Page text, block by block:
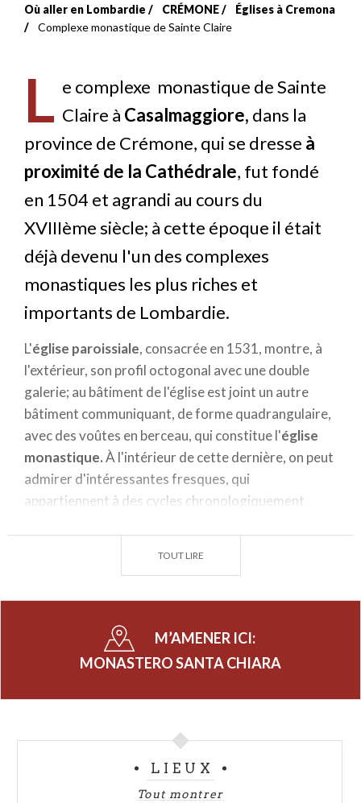
Fil
Où aller en Lombardie CRÉMONE
Églises à Cremona
Complexe monastique de Sainte Claire
L e complexe monastique de Sainte
Claire à Casalmaggiore, dans la
province de Crémone, qui se dresse à
proximité de la Cathédrale, fut fondé
en 1504 et agrandi au cours du
XVIIIème siècle; à cette époque il était
déjà devenu l'un des complexes
monastiques les plus riches et
importants de Lombardie.
L'église paroissiale, consacrée en 1531, montre, à
l'extérieur, son profil octogonal avec une double
galerie; au bâtiment de l'église est joint un autre
bâtiment communiquant, de forme quadrangulaire,
avec des voûtes en berceau, qui constitue l'église
monastique.À l'intérieur de cette dernière, on peut
admirer d'intéressantes fresques, qui
appartiennent à des cycles chronologiquement
Aujourd'hui le complexe monastique de Sainte Claire
Institut Post-universitaire de
Sainte Claire.
TOUT LIRE
M’AMENER ICI:
MONASTERO SANTA CHIARA
LIEUX
Tout montrer